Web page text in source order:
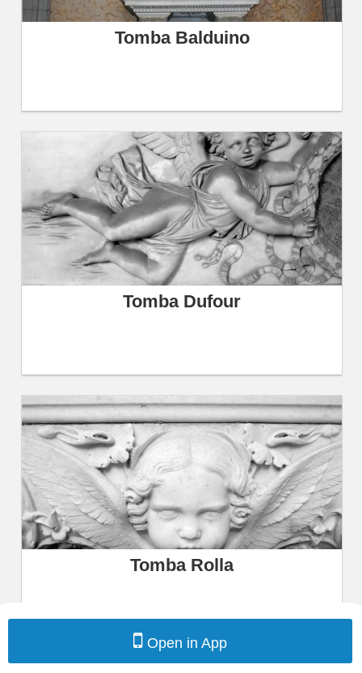
Open in App
Tomba Balduino
Tomba Dufour
Tomba Rolla